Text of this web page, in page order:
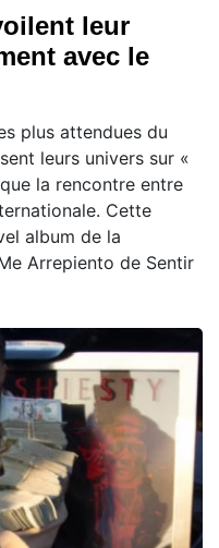
leur
avec le
plus attendues du
leurs univers sur «
la rencontre entre
Cette
album de la
Arrepiento de Sentir